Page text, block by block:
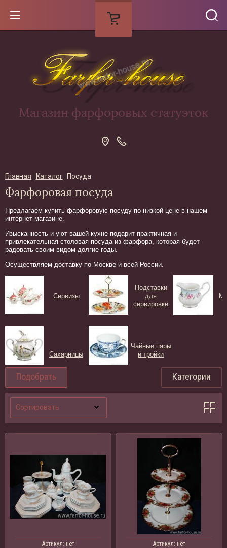
Магазин фарфоровых статуэток
Главная Каталог | Посуда
Фарфоровая посуда
Предлагаем купить фарфоровую посуду по низкой цене в нашем
интернет-магазине.
Изысканность и уют вашей кухне подарит практичная и
привлекательная столовая посуда из фарфора, которая будет
радовать своим видом долгие годы.
Осуществляем доставку по Москве и всей России.
Сервизы
Подставки
для
сервировки
Сахарницы
Чайные пары
и тройки
Подобрать Категории
Сортировать
Артикул: нет Артикул: нет